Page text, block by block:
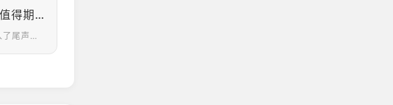
神仙打架！2024最值得期待的十款手游推荐上期
转眼间，2023年已经步入了尾声，2024年即将拉开序幕，常言道，旧的不去，新的不来，在新的一年又将会有哪些新游戏吸引你的注意力呢？其实，无论是通过网络也好，还是现实生活中也好，我们无时无刻都能够看到属于游戏的影子，作为第九艺术的游戏，受到了各种各样的人们喜爱。从竞争格局来看，国内的手游市场呈现出多元化的发展格局，这种格局使得市场竞争更加激烈，同时也为不同类型的玩家提供了更多的选择，竞争也日趋激烈。未来，随着技术的不断进步和市场需求的不断变化，手游行业还将继续呈现出新的发展趋势和机遇。下面，小编将推荐几款204年值得人们期待的手游，让我们看看都有哪些吧！